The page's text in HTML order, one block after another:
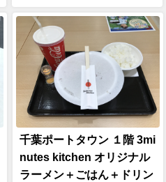
千葉ポートタウン １階 3mi
nutes kitchen オリジナル
ラーメン＋ごはん＋ドリン